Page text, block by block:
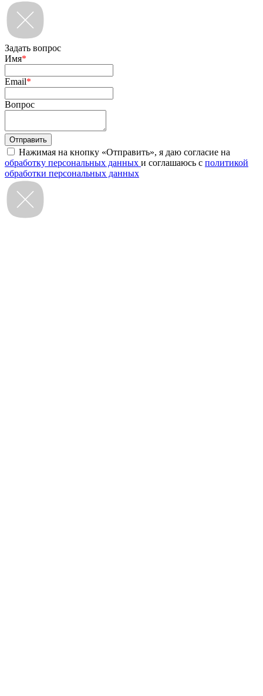
Задать вопрос
Имя*
Email*
Вопрос
Нажимая на кнопку «Отправить», я даю согласие на
обработку персональных данных и соглашаюсь с политикой
обработки персональных данных